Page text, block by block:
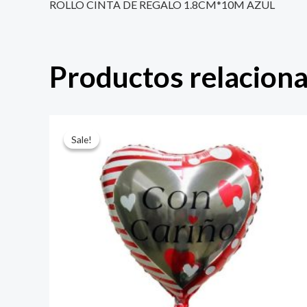
ROLLO CINTA DE REGALO 1.8CM*10M AZUL
Productos
Sale!
Sale!precio
original
era:
$ 4.000.
actual
es:
$ 2.800.